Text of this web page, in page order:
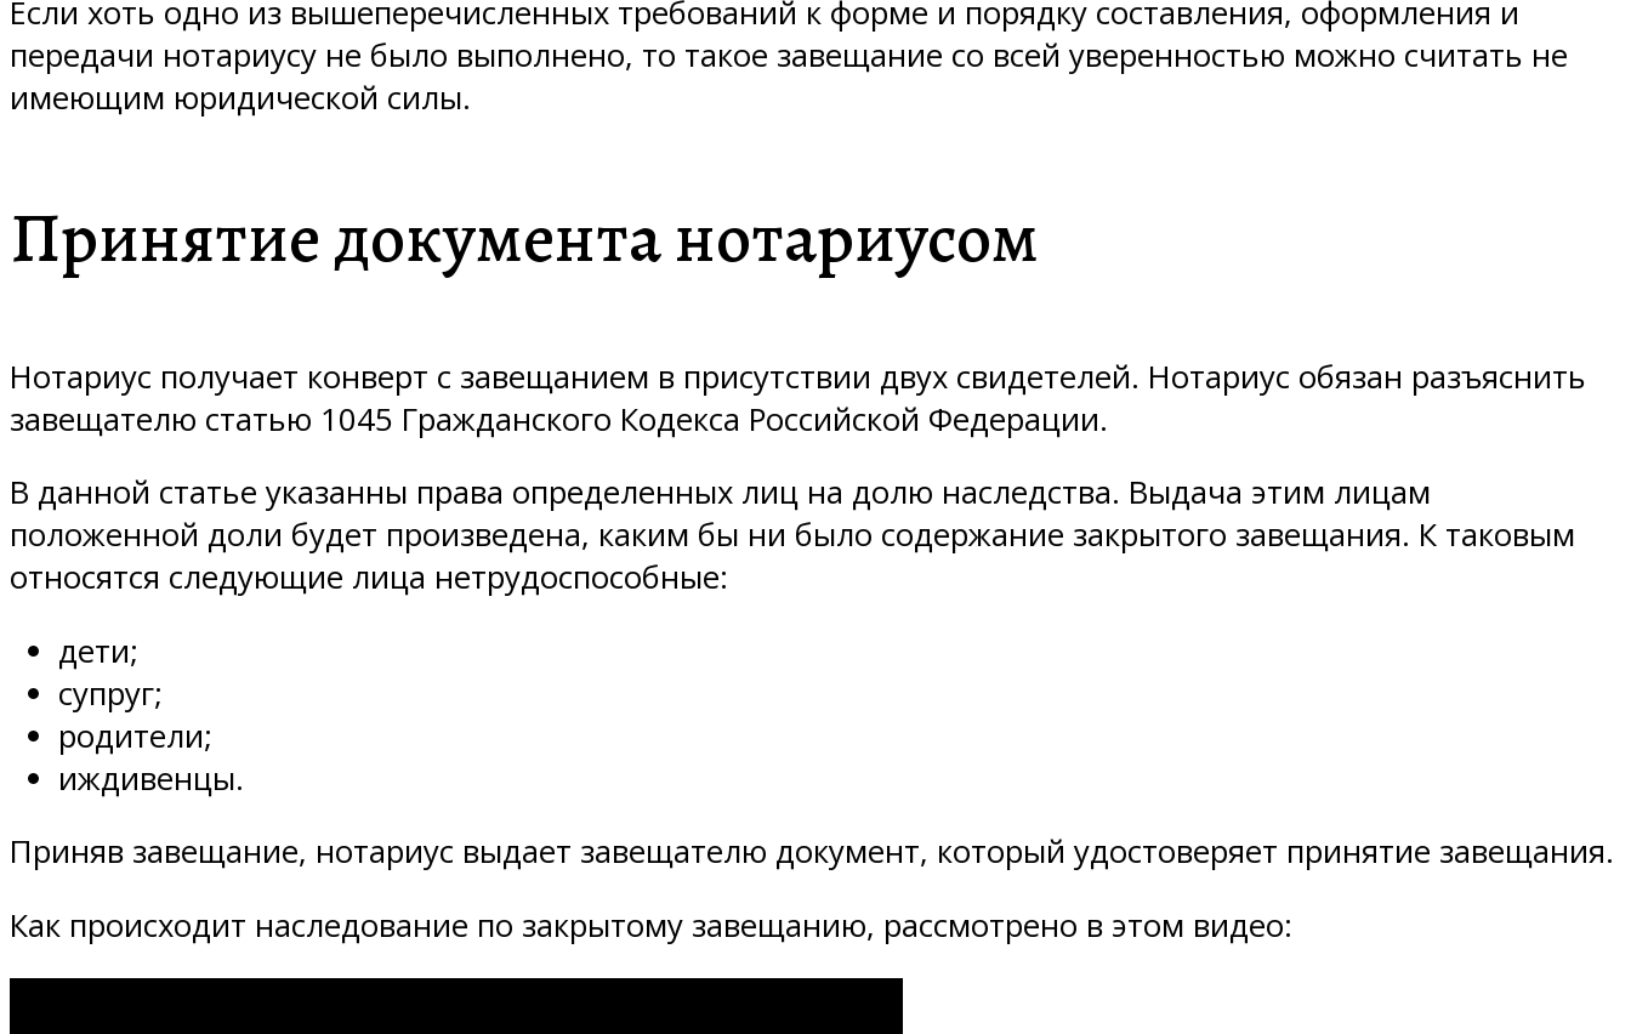
Если хоть одно из вышеперечисленных требований к форме и порядку составления, оформления и
передачи нотариусу не было выполнено, то такое завещание со всей уверенностью можно считать не
имеющим юридической силы.
Принятие документа нотариусом
Нотариус получает конверт с завещанием в присутствии двух свидетелей. Нотариус обязан разъяснить
завещателю статью 1045 Гражданского Кодекса Российской Федерации.
В данной статье указанны права определенных лиц на долю наследства. Выдача этим лицам
положенной доли будет произведена, каким бы ни было содержание закрытого завещания. К таковым
относятся следующие лица нетрудоспособные:
дети;
супруг;
родители;
иждивенцы.
Приняв завещание, нотариус выдает завещателю документ, который удостоверяет принятие завещания.
Как происходит наследование по закрытому завещанию, рассмотрено в этом видео: